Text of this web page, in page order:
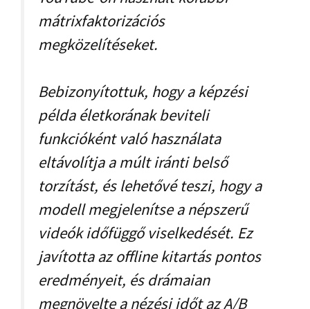
mátrixfaktorizációs
megközelítéseket.
Bebizonyítottuk, hogy a képzési
példa életkorának beviteli
funkcióként való használata
eltávolítja a múlt iránti belső
torzítást, és lehetővé teszi, hogy a
modell megjelenítse a népszerű
videók időfüggő viselkedését. Ez
javította az offline kitartás pontos
eredményeit, és drámaian
megnövelte a nézési időt az A/B